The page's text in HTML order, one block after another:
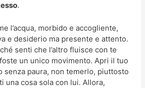
.
l’acqua, morbido e accogliente,
e desiderio ma presente e attento.
senti che l’altro fluisce con te
un unico movimento. Apri il tuo
senza paura, non temerlo, piuttosto
una cosa sola con lui. Allora,